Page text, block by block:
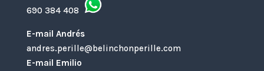
690 384 408
E-mail Andrés
andres.perille@belinchonperille.com
E-mail Emilio